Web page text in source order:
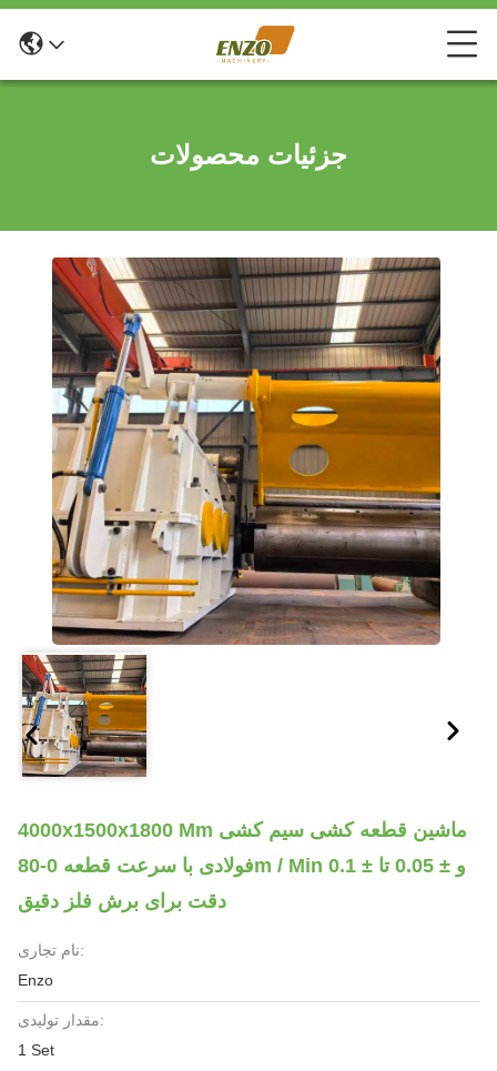
جزئیات محصولات
4000x1500x1800 Mm ماشین قطعه کشی سیم کشی
فولادی با سرعت قطعه 0-80m / Min و ± 0.05 تا ± 0.1
دقت برای برش فلز دقیق
نام تجاری:
Enzo
مقدار تولیدی:
1 Set